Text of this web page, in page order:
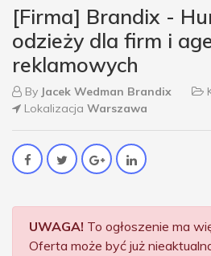
[Firma] Brandix -
odzieży dla firm i
reklamowych
By Jacek Wedman Brandix
Lokalizacja Warszawa
UWAGA! To ogłoszenie ma
Oferta może być już